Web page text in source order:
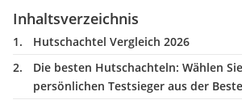
Inhaltsverzeichnis
Hutschachtel Vergleich 2026
Die besten Hutschachteln: Wählen
persönlichen Testsieger aus der